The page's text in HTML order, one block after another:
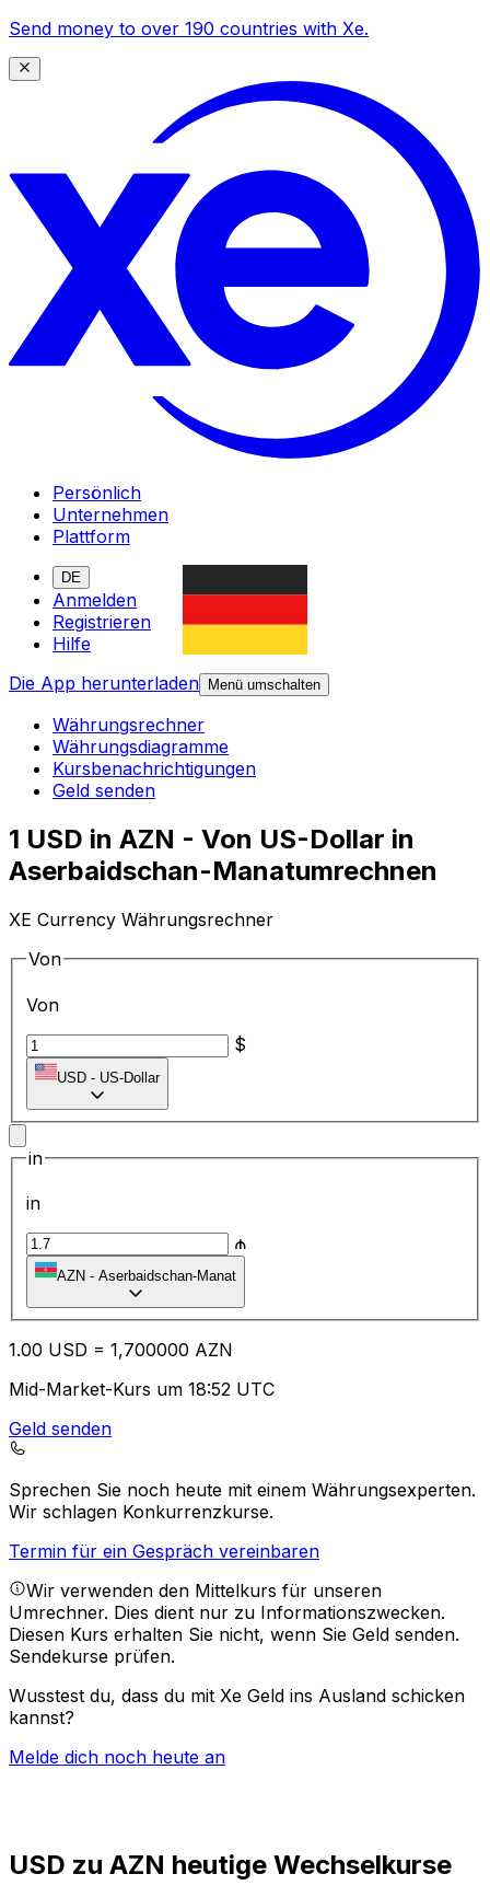
Send money to over 190 countries with Xe.
Persönlich
Unternehmen
Plattform
DE
Anmelden
Registrieren
Hilfe
Die App herunterladen
Menü umschalten
Währungsrechner
Währungsdiagramme
Kursbenachrichtigungen
Geld senden
1 USD in AZN - Von US-Dollar in
Aserbaidschan-Manatumrechnen
XE Currency Währungsrechner
Von
Von
$
USD - US-Dollar
in
in
₼
AZN - Aserbaidschan-Manat
1.00 USD = 1,700000 AZN
Mid-Market-Kurs um 18:52 UTC
Geld senden
Sprechen Sie noch heute mit einem Währungsexperten.
Wir schlagen Konkurrenzkurse.
Termin für ein Gespräch vereinbaren
Wir verwenden den Mittelkurs für unseren
Umrechner. Dies dient nur zu Informationszwecken.
Diesen Kurs erhalten Sie nicht, wenn Sie Geld senden.
Sendekurse prüfen.
Wusstest du, dass du mit Xe Geld ins Ausland schicken
kannst?
Melde dich noch heute an
USD zu AZN heutige Wechselkurse